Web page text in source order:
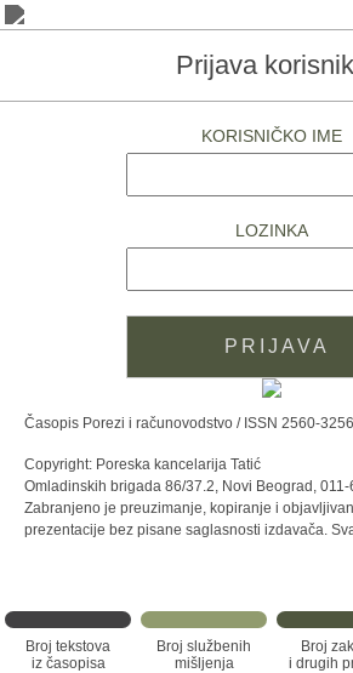
Prijava
KORISNIČKO IME
LOZINKA
Časopis Porezi i računovodstvo / ISSN 2560-3256
Copyright: Poreska kancelarija Tatić
Omladinskih brigada 86/37.2, Novi Beograd, 011-
Zabranjeno je preuzimanje, kopiranje i
prezentacije bez pisane saglasnosti izdavača.
Broj tekstova
iz časopisa
Broj službenih
mišljenja
Broj
i drugih